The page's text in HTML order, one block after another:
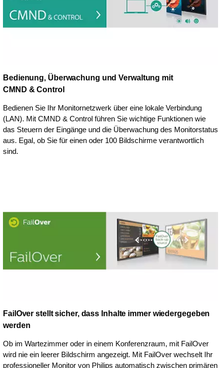
Bedienung, Überwachung und Verwaltung mit
CMND & Control
Bedienen Sie Ihr Monitornetzwerk über eine lokale Verbindung
(LAN). Mit CMND & Control führen Sie wichtige Funktionen wie
das Steuern der Eingänge und die Überwachung des Monitorstatus
aus. Egal, ob Sie für einen oder 100 Bildschirme verantwortlich
sind.
FailOver stellt sicher, dass Inhalte immer wiedergegeben
werden
Ob im Wartezimmer oder in einem Konferenzraum, mit FailOver
wird nie ein leerer Bildschirm angezeigt. Mit FailOver wechselt Ihr
professioneller Monitor von Philips automatisch zwischen primären